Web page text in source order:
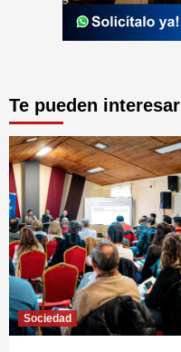
Te pueden interesar
Sociedad